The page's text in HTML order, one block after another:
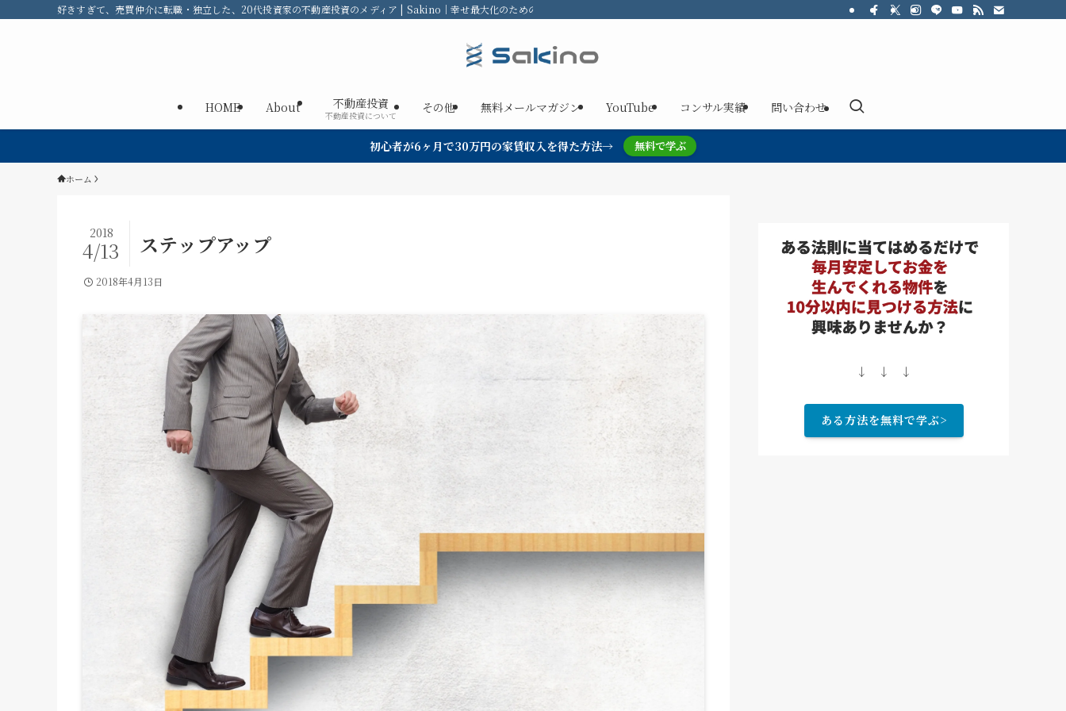
好きすぎて、売買仲介に転職・独立した、20代投資家の不動産投資のメディア | Sakino｜幸せ最大化のための不動産投資
HOME About 不動産投資
不動産投資について
その他 無料メールマガジン YouTube コンサル実績 問い合わせ
初心者が6ヶ月で30万円の家賃収入を得た方法→ 無料で学ぶ
ホーム
ステップアップ
2018
4/13
2018年4月13日
↓ ↓ ↓
ある方法を無料で学ぶ>